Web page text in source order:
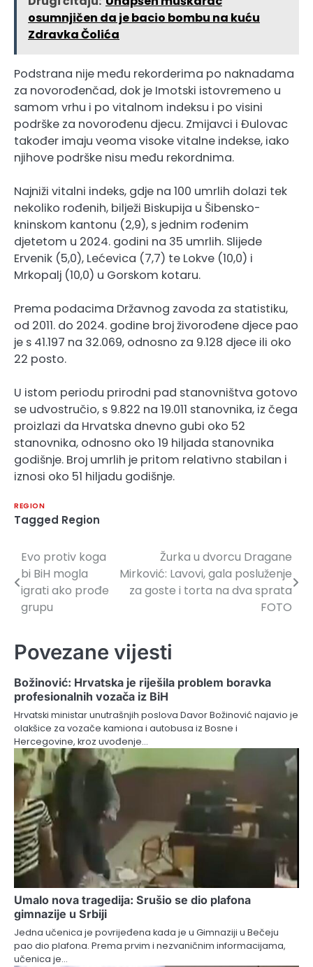
osumnjičen da je bacio bombu na kuću
Zdravka Čolića
Podstrana nije među rekorderima po naknadama
za novorođenčad, dok je Imotski istovremeno u
samom vrhu i po vitalnom indeksu i po visini
podrške za novorođenu djecu. Zmijavci i Đulovac
također imaju veoma visoke vitalne indekse, iako
njihove podrške nisu među rekordnima.
Najniži vitalni indeks, gdje na 100 umrlih dolazi tek
nekoliko rođenih, bilježi Biskupija u Šibensko-
kninskom kantonu (2,9), s jednim rođenim
djetetom u 2024. godini na 35 umrlih. Slijede
Ervenik (5,0), Lećevica (7,7) te Lokve (10,0) i
Mrkopalj (10,0) u Gorskom kotaru.
Prema podacima Državnog zavoda za statistiku,
od 2011. do 2024. godine broj živorođene djece pao
je s 41.197 na 32.069, odnosno za 9.128 djece ili oko
22 posto.
U istom periodu prirodni pad stanovništva gotovo
se udvostručio, s 9.822 na 19.011 stanovnika, iz čega
proizlazi da Hrvatska dnevno gubi oko 52
stanovnika, odnosno oko 19 hiljada stanovnika
godišnje. Broj umrlih je pritom relativno stabilan i
iznosi oko 51 hiljadu godišnje.
REGION
Tagged Region
Navigacija
članaka
Evo protiv koga
bi BiH mogla
igrati ako prođe
grupu
Žurka u dvorcu Dragane
Mirković: Lavovi, gala posluženje
za goste i torta na dva sprata
FOTO
Povezane vijesti
Božinović: Hrvatska je riješila problem boravka
profesionalnih vozača iz BiH
Hrvatski ministar unutrašnjih poslova Davor Božinović najavio je
olakšice za vozače kamiona i autobusa iz Bosne i
Hercegovine, kroz uvođenje…
Umalo nova tragedija: Srušio se dio plafona
gimnazije u Srbiji
Jedna učenica je povrijeđena kada je u Gimnaziji u Bečeju
pao dio plafona. Prema prvim i nezvaničnim informacijama,
učenica je…